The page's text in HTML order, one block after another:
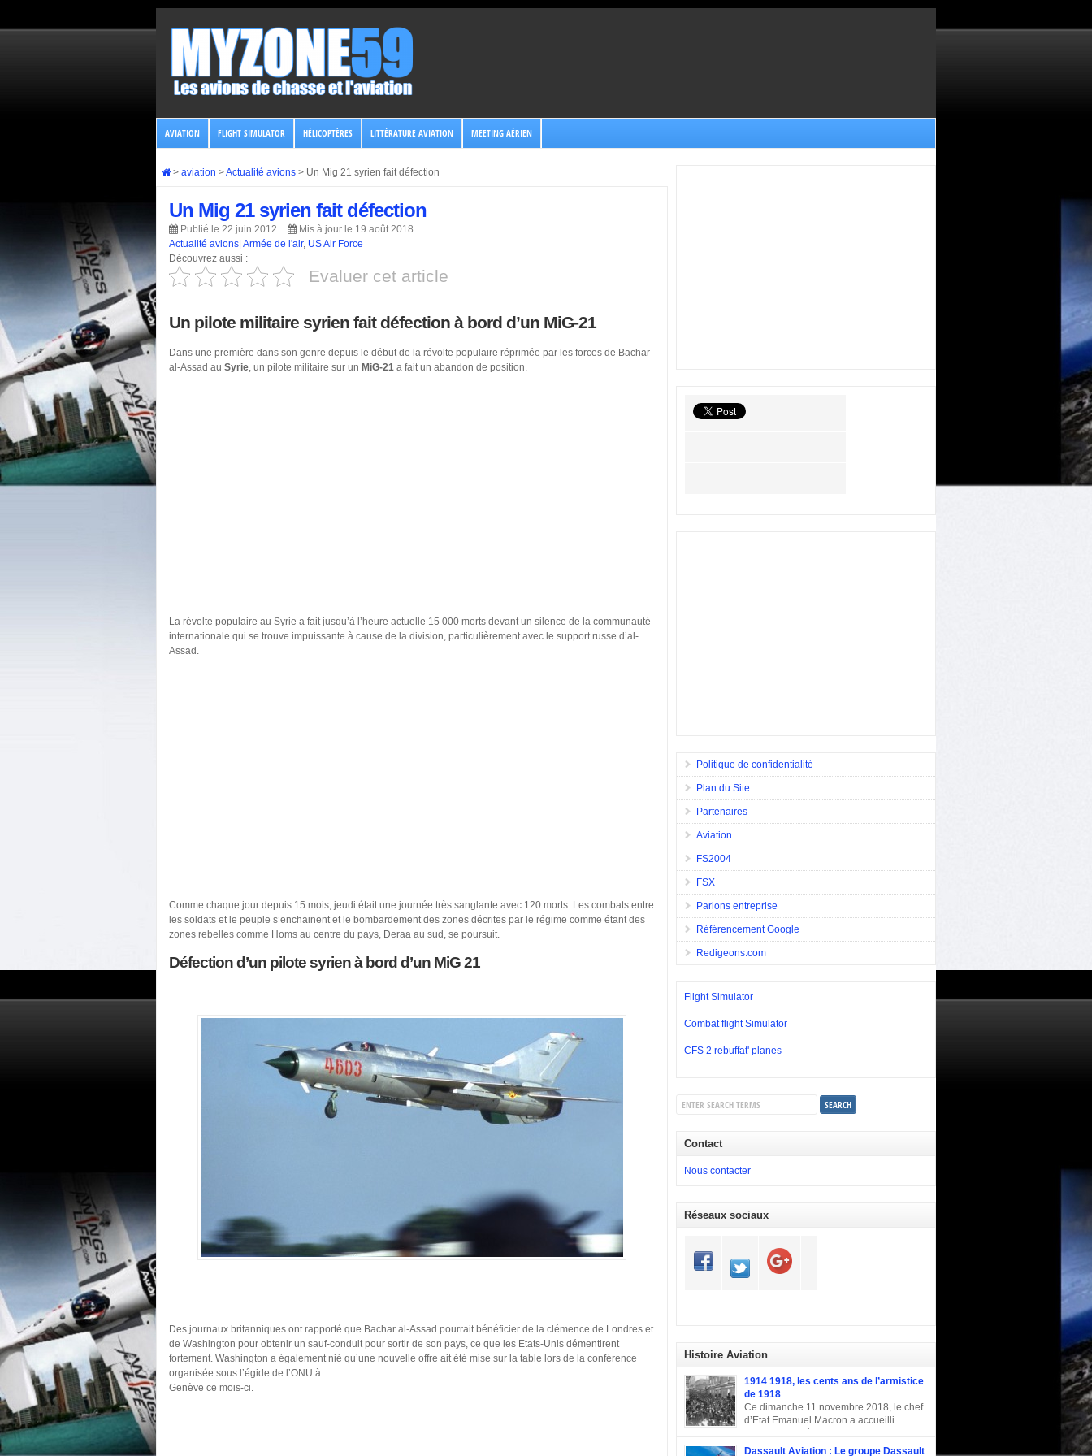
AVIATION FLIGHT SIMULATOR HÉLICOPTÈRES LITTÉRATURE AVIATION MEETING AÉRIEN
> aviation >Actualité avions > Un Mig 21 syrien fait défection
Un Mig 21 syrien fait défection
Publié le 22 juin 2012
Mis à jour le 19 août 2018
Actualité avions Armée de l'air, US Air Force
Découvrez aussi :
Evaluer cet article
Un pilote militaire syrien fait défection à bord d’un MiG-21
Dans une première dans son genre depuis le début de la révolte populaire réprimée par les forces de Bachar
al-Assad au Syrie, un pilote militaire sur un MiG-21 a fait un abandon de position.
La révolte populaire au Syrie a fait jusqu’à l’heure actuelle 15 000 morts devant un silence de la communauté
internationale qui se trouve impuissante à cause de la division, particulièrement avec le support russe d’al-
Assad.
Comme chaque jour depuis 15 mois, jeudi était une journée très sanglante avec 120 morts. Les combats entre
les soldats et le peuple s’enchainent et le bombardement des zones décrites par le régime comme étant des
zones rebelles comme Homs au centre du pays, Deraa au sud, se poursuit.
Défection d’un pilote syrien à bord d’un MiG 21
Des journaux britanniques ont rapporté que Bachar al-Assad pourrait bénéficier de la clémence de Londres et
de Washington pour obtenir un sauf-conduit pour sortir de son pays, ce que les Etats-Unis démentirent
fortement. Washington a également nié qu’une nouvelle offre ait été mise sur la table lors de la conférence
organisée sous l’égide de l’ONU à
Genève ce mois-ci.
Politique de confidentialité
Plan du Site
Partenaires
Aviation
FS2004
FSX
Parlons entreprise
Référencement Google
Redigeons.com
Flight Simulator
Combat flight Simulator
CFS 2 rebuffat' planes
Contact
Nous contacter
Réseaux sociaux
Histoire Aviation
1914 1918, les cents ans de l’armistice
de 1918
Ce dimanche 11 novembre 2018, le chef
d’Etat Emanuel Macron a accueilli
commémoration du centenaire de l’armistice de la
Dassault Aviation : Le groupe Dassault